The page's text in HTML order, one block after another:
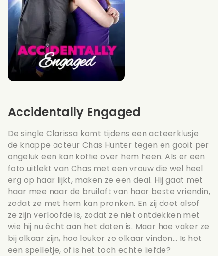
Accidentally Engaged
De single Clarissa komt tijdens een acteerklusje
de knappe acteur Chas Hunter tegen en gooit per
ongeluk een kan koffie over hem heen. Als er een
foto uitlekt van Chas met een vrouw die wel heel
erg op haar lijkt, maken ze een deal. Hij gaat met
haar mee naar de bruiloft van haar beste vriendin,
zodat ze met hem kan pronken. En zij doet alsof
ze zijn verloofde is, zodat ze niet ontdekken met
wie hij nu écht aan het daten is. Maar hoe vaker ze
bij elkaar zijn, hoe leuker ze elkaar vinden... Is het
een spelletje, of is het toch echte liefde?